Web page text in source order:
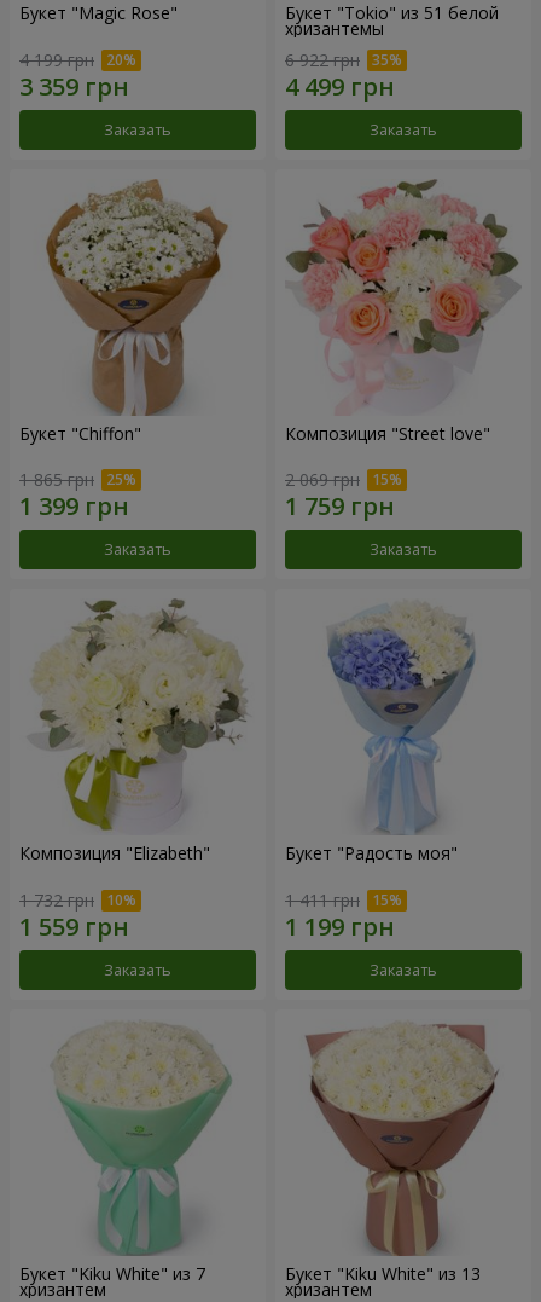
Букет "Magic Rose"
4 199 грн
Заказать
Букет "Tokio" из 51 белой
хризантемы
6 922 грн
Заказать
Букет "Chiffon"
1 865 грн
Заказать
Композиция "Street love"
2 069 грн
Заказать
Композиция "Elizabeth"
1 732 грн
Заказать
Букет "Радость моя"
1 411 грн
Заказать
Букет "Kiku White" из 7
хризантем
Букет "Kiku White" из 13
хризантем